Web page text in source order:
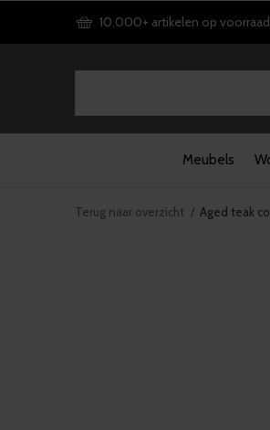
Meubels
10.000+ artikelen op voorraad
Terug naar overzicht Aged teak